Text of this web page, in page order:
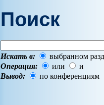
Поиск
Искать в:
выбранном
Операция:
или
и
Вывод:
по конференциям